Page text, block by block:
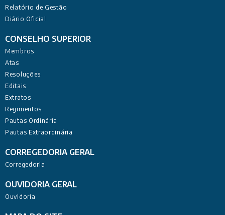
Relatório de Gestão
Diário Oficial
CONSELHO SUPERIOR
Membros
Atas
Resoluções
Editais
Extratos
Regimentos
Pautas Ordinária
Pautas Extraordinária
CORREGEDORIA GERAL
Corregedoria
OUVIDORIA GERAL
Ouvidoria